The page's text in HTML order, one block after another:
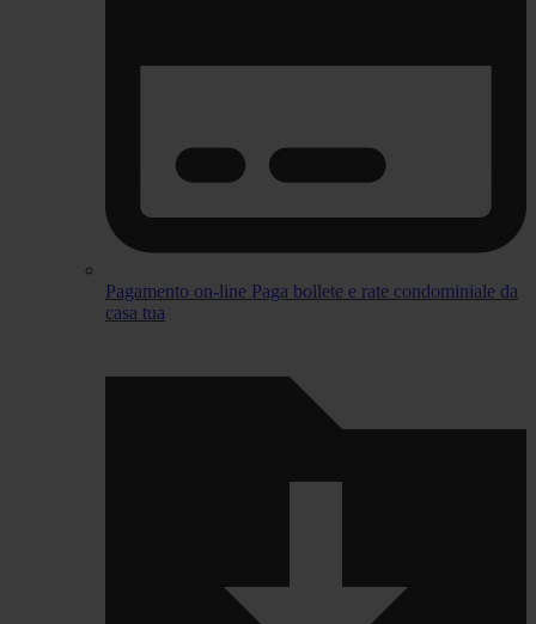
Pagamento on-line Paga bollete e rate condominiale da
casa tua